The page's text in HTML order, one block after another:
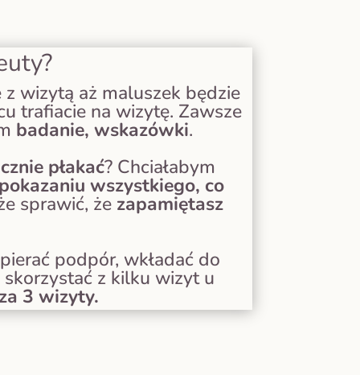
wizytą aż maluszek będzie
trafiacie na wizytę. Zawsze
badanie, wskazówki.
płakać? Chciałabym
wszystkiego, co
sprawić, że zapamiętasz
podpór, wkładać do
z kilku wizyt u
3 wizyty.